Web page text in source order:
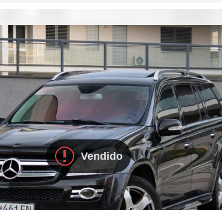
Vendido